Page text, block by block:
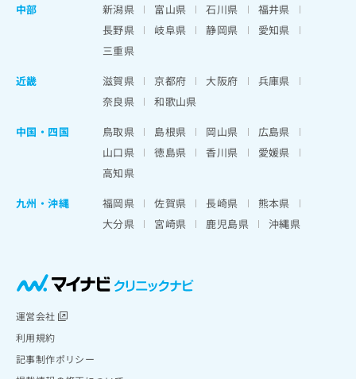
中部
新潟県 富山県 石川県
福井県
長野県
岐阜県 静岡県
愛知県
三重県
近畿
滋賀県 京都府 大阪府
兵庫県
奈良県
和歌山県
中国・四国
鳥取県 島根県 岡山県
広島県
山口県
徳島県 香川県
愛媛県
高知県
九州・沖縄
福岡県 佐賀県 長崎県
熊本県
大分県
宮崎県 鹿児島県 沖縄県
運営会社
利用規約
記事制作ポリシー